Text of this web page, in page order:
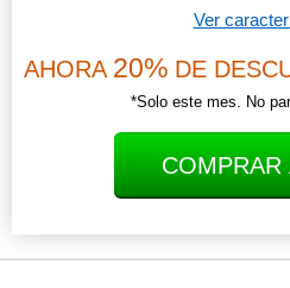
Ver
AHORA 20% DE
*Solo este mes. No
COMPRAR